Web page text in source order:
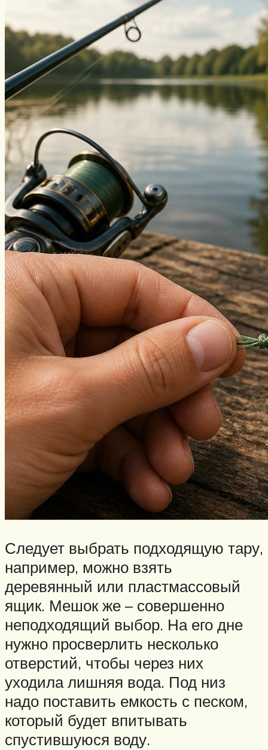
Следует выбрать подходящую тару,
например, можно взять
деревянный или пластмассовый
ящик. Мешок же – совершенно
неподходящий выбор. На его дне
нужно просверлить несколько
отверстий, чтобы через них
уходила лишняя вода. Под низ
надо поставить емкость с песком,
который будет впитывать
спустившуюся воду.